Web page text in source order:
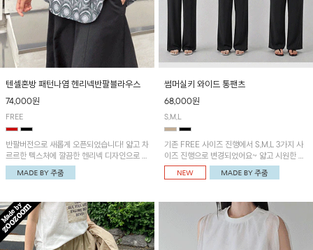
텐셀혼방 패턴나염 헨리넥반팔블라우스
74,000원
FREE
반팔버전으로 새롭게 오픈되었습니다! 얇고 차
르르한 텍스처에 깔끔한 헨리넥 디자인으로 제
작된 블라우스예요~볼륨감있는 소매 셔링과
세련된 나염패턴으로 유니크한 매력 UP!
썸머실키 와이드 통팬츠
68,000원
S,M,L
기존 FREE 사이즈 진행에서 S,M,L 3가지 사
이즈 진행으로 변경되었어요~ 얇고 시원한 원
단으로 제작된 와이드팬츠! 베이직한 디자인으
로 코디 활용도가 높은 아이템이에요~